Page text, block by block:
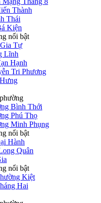
Thành
Thái
Kiện
nổi bật
Tự
Lĩnh
Hạnh
Tri Phương
Bình Thới
Phú Thọ
Minh Phụng
nổi bật
Hành
Quân
nổi bật
Kiệt
Hai